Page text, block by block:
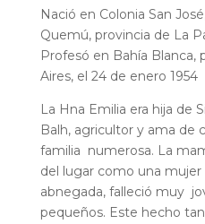
Nació en Colonia San
Quemú, provincia de La
Profesó en Bahía Blanca,
Aires, el 24 de enero 1954
La Hna Emilia era hija de
Balh, agricultor y ama de
familia numerosa. La
del lugar como una mujer
abnegada, falleció muy
pequeños. Este hecho